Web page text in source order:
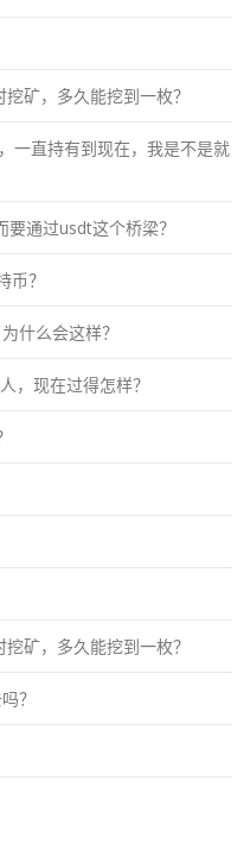
矿，多久能挖到一枚？
一直持有到现在，我是不是就
通过usdt这个桥梁？
币？
什么会这样？
，现在过得怎样？
矿，多久能挖到一枚？
？